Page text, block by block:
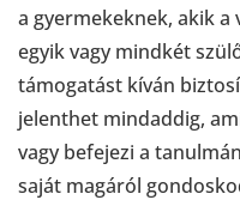
a gyermekeknek, akik
egyik vagy mindkét
támogatást kíván
jelenthet mindaddig,
vagy befejezi a
saját magáról